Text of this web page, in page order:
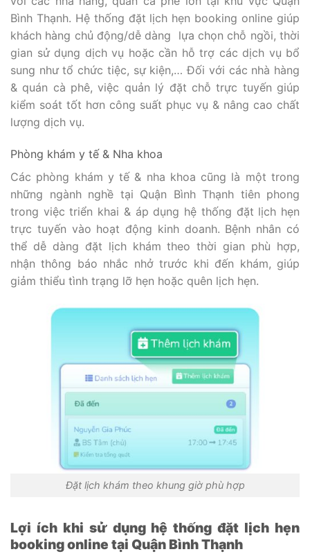
Bình Thạnh. Hệ thống đặt lịch hẹn booking online giúp
khách hàng chủ động/dễ dàng lựa chọn chỗ ngồi, thời
gian sử dụng dịch vụ hoặc cần hỗ trợ các dịch vụ bổ
sung như tổ chức tiệc, sự kiện,… Đối với các nhà hàng
& quán cà phê, việc quản lý đặt chỗ trực tuyến giúp
kiểm soát tốt hơn công suất phục vụ & nâng cao chất
lượng dịch vụ.
Phòng khám y tế & Nha khoa
Các phòng khám y tế & nha khoa cũng là một trong
những ngành nghề tại Quận Bình Thạnh tiên phong
trong việc triển khai & áp dụng hệ thống đặt lịch hẹn
trực tuyến vào hoạt động kinh doanh. Bệnh nhân có
thể dễ dàng đặt lịch khám theo thời gian phù hợp,
nhận thông báo nhắc nhở trước khi đến khám, giúp
giảm thiểu tình trạng lỡ hẹn hoặc quên lịch hẹn.
Đặt lịch khám theo khung giờ phù hợp
Lợi ích khi sử dụng hệ thống đặt lịch hẹn
booking online tại Quận Bình Thạnh